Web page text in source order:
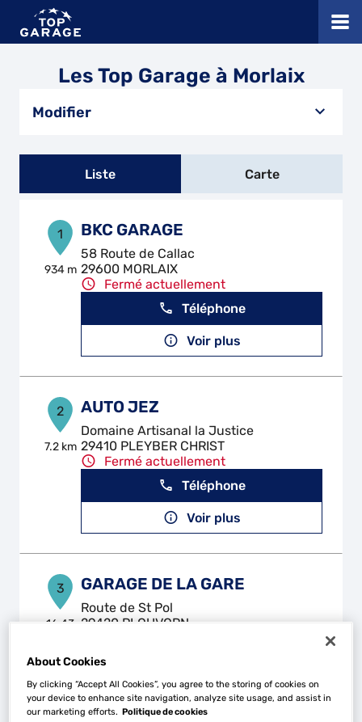
Les Top Garage à Morlaix
Modifier
Liste Carte
1
934 m
BKC GARAGE
58 Route de Callac
29600 MORLAIX
Fermé actuellement
Téléphone
Voir plus
2
7.2 km
AUTO JEZ
Domaine Artisanal la Justice
29410 PLEYBER CHRIST
Fermé actuellement
Téléphone
Voir plus
3
16.43
GARAGE DE LA GARE
Route de St Pol
29420 PLOUVORN
Voir plus
About Cookies
By clicking “Accept All Cookies”, you agree to the storing of cookies on
your device to enhance site navigation, analyze site usage, and assist in
our marketing efforts. Politique de cookies